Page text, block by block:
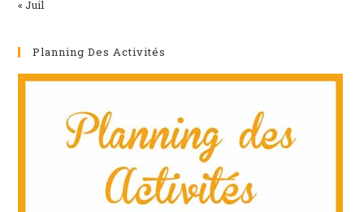
« Juil
Planning Des Activités